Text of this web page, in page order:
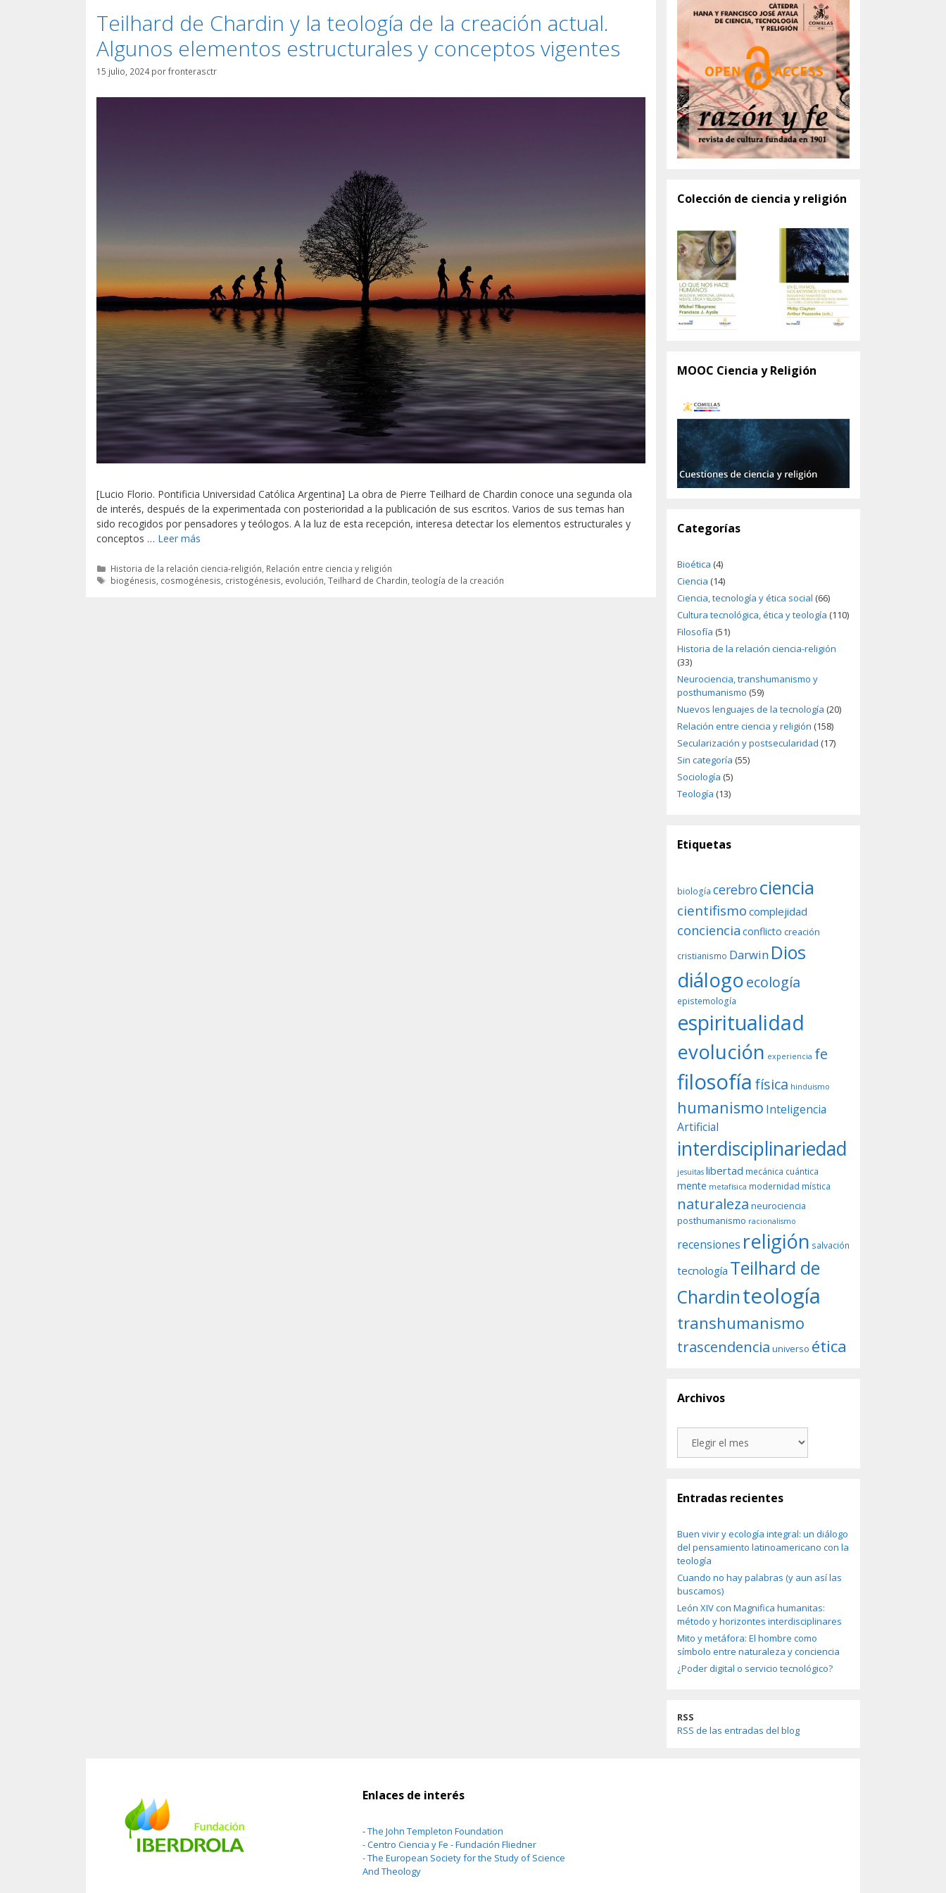
Teilhard de Chardin y la teología de la creación actual.
Algunos elementos estructurales y conceptos vigentes
15 julio, 2024 porfronterasctr
[Lucio Florio. Pontificia Universidad Católica Argentina] La obra de Pierre Teilhard de Chardin conoce una segunda ola
de interés, después de la experimentada con posterioridad a la publicación de sus escritos. Varios de sus temas han
sido recogidos por pensadores y teólogos. A la luz de esta recepción, interesa detectar los elementos estructurales y
conceptos … Leer más
Categorías
Historia de la relación ciencia-religión Relación entre ciencia y religión
Etiquetas
biogénesis cosmogénesis cristogénesis evolución ,Teilhard de Chardin ,teología de la creación
Colección de ciencia y religión
MOOC Ciencia y Religión
Categorías
Bioética (4)
Ciencia (14)
Ciencia, tecnología y ética social (66)
Cultura tecnológica, ética y teología (110)
Filosofía (51)
Historia de la relación ciencia-religión
(33)
Neurociencia, transhumanismo y
posthumanismo (59)
Nuevos lenguajes de la tecnología (20)
Relación entre ciencia y religión (158)
Secularización y postsecularidad (17)
Sin categoría (55)
Sociología (5)
Teología (13)
Etiquetas
biología cerebro ciencia
cientifismo complejidad
conciencia conflicto creación
cristianismo Darwin Dios
diálogoecología
epistemología
espiritualidad
evolución experiencia fe
filosofía física hinduismo
humanismo Inteligencia
Artificial
interdisciplinariedad
jesuitas libertad mecánica cuántica
mente metafísica modernidad mística
naturaleza neurociencia
posthumanismo racionalismo
recensiones religión salvación
tecnología Teilhard de
Chardinteología
transhumanismo
trascendencia universo ética
Archivos
Entradas recientes
Buen vivir y ecología integral: un diálogo
del pensamiento latinoamericano con la
teología
Cuando no hay palabras (y aun así las
buscamos)
León XIV con Magnifica humanitas:
método y horizontes interdisciplinares
Mito y metáfora: El hombre como
símbolo entre naturaleza y conciencia
¿Poder digital o servicio tecnológico?
RSS
RSS de las entradas del blog
Enlaces de interés
-The John Templeton Foundation
-Centro Ciencia y Fe - Fundación Fliedner
-The European Society for the Study of Science
And Theology